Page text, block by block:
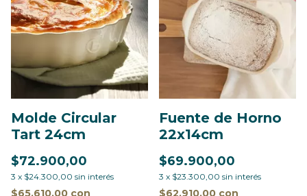
Molde Circular
Tart 24cm
$72.900,00
3 x $24.300,00 sin interés
$65.610,00 con
Fuente de Horno
22x14cm
$69.900,00
3 x $23.300,00 sin interés
$62.910,00 con